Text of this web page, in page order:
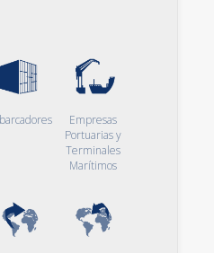
Empresas
Portuarias y
Terminales
Marítimos